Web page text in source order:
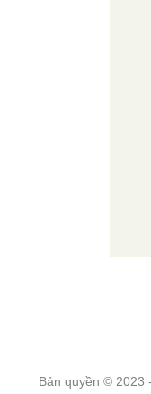
Bản quyền © 2023